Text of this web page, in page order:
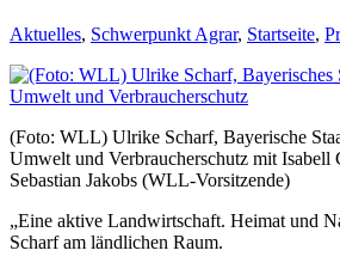
Aktuelles, Schwerpunkt Agrar, Startseite,
(Foto: WLL) Ulrike Scharf, Bayerische
Umwelt und Verbraucherschutz mit Isabell
Sebastian Jakobs (WLL-Vorsitzende)
„Eine aktive Landwirtschaft. Heimat und
Scharf am ländlichen Raum.